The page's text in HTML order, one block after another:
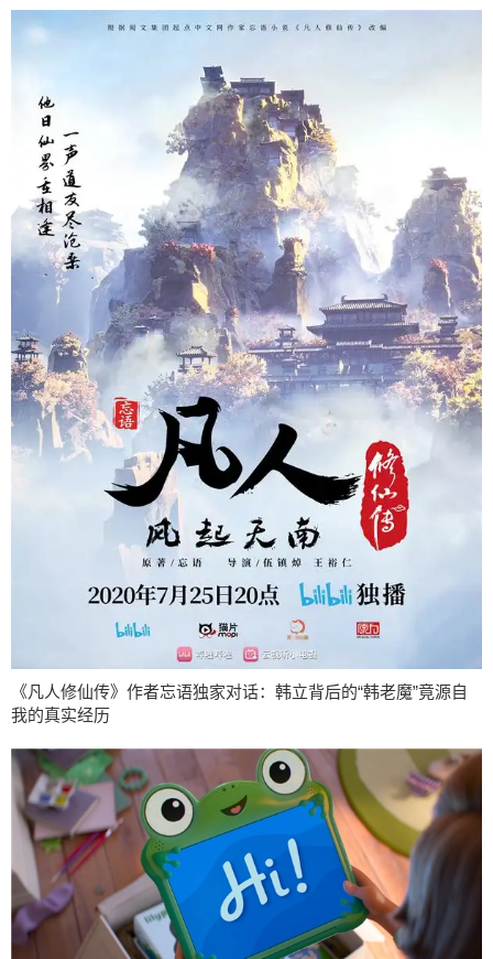
《凡人修仙传》作者忘语独家对话：韩立背后的“韩老魔”竟源自
我的真实经历